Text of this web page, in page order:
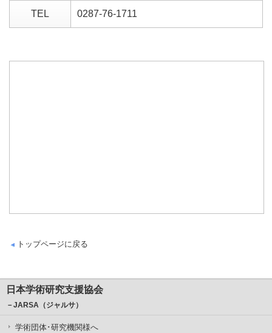
TEL 0287-76-1711
トップページに戻る
日本学術研究支援協会
－JARSA（ジャルサ）
学術団体･研究機関様へ